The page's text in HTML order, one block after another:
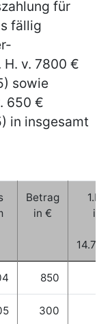
für
fällig
v. 7800 €
sowie
650 €
in insgesamt
Betrag
in €
in €
850
300